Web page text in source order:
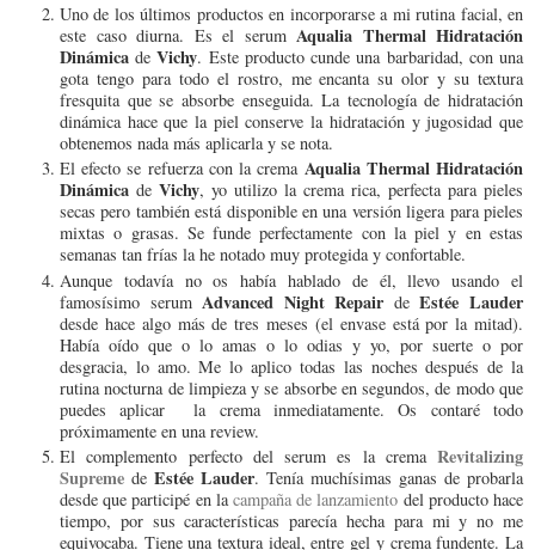
Uno de los últimos productos en incorporarse a mi rutina facial, en
este caso diurna. Es el serum Aqualia Thermal Hidratación
Dinámica deVichy. Este producto cunde una barbaridad, con una
gota tengo para todo el rostro, me encanta su olor y su textura
fresquita que se absorbe enseguida. La tecnología de hidratación
dinámica hace que la piel conserve la hidratación y jugosidad que
obtenemos nada más aplicarla y se nota.
El efecto se refuerza con la crema Aqualia Thermal Hidratación
Dinámica de Vichy, yo utilizo la crema rica, perfecta para pieles
secas pero también está disponible en una versión ligera para pieles
mixtas o grasas. Se funde perfectamente con la piel y en estas
semanas tan frías la he notado muy protegida y confortable.
Aunque todavía no os había hablado de él, llevo usando el
famosísimo serum Advanced Night Repair deEstée Lauder
desde hace algo más de tres meses (el envase está por la mitad).
Había oído que o lo amas o lo odias y yo, por suerte o por
desgracia, lo amo. Me lo aplico todas las noches después de la
rutina nocturna de limpieza y se absorbe en segundos, de modo que
puedes aplicar la crema inmediatamente. Os contaré todo
próximamente en una review.
El complemento perfecto del serum es la crema Revitalizing
Supreme de Estée Lauder. Tenía muchísimas ganas de probarla
desde que participé en lacampaña de lanzamiento del producto hace
tiempo, por sus características parecía hecha para mi y no me
equivocaba. Tiene una textura ideal, entre gel y crema fundente. La